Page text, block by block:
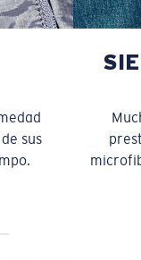
sus